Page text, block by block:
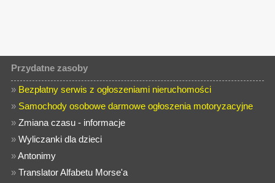
Przydatne zasoby
» Bezpłatny serwis z ogłoszeniami nieruchomości
» Samochody osobowe darmowe ogłoszenia motoryzacyjne
»Zmiana czasu - informacje
»Wyliczanki dla dzieci
»Antonimy
»Translator Alfabetu Morse'a